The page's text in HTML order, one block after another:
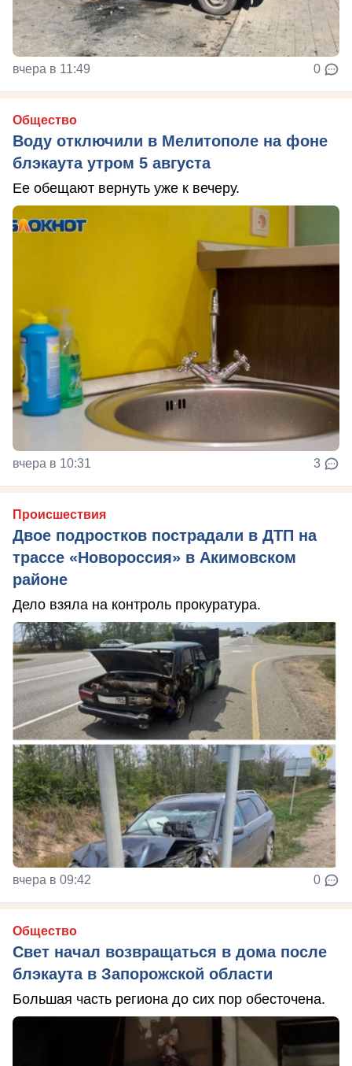
вчера в 11:49 0
Общество
Воду отключили в Мелитополе на фоне
блэкаута утром 5 августа
Ее обещают вернуть уже к вечеру.
вчера в 10:31 3
Происшествия
Двое подростков пострадали в ДТП на
трассе «Новороссия» в Акимовском
районе
Дело взяла на контроль прокуратура.
вчера в 09:42 0
Общество
Свет начал возвращаться в дома после
блэкаута в Запорожской области
Большая часть региона до сих пор обесточена.